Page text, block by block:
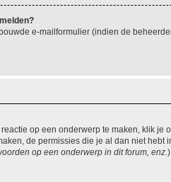
e-mailformulier (indien de
op een onderwerp te maken, klik
de permissies die je al dan niet
op een onderwerp in dit forum, enz. ).